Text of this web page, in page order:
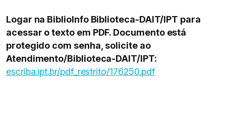
Logar na BiblioInfo Biblioteca-DAIT/IPT para
acessar o texto em PDF. Documento está
protegido com senha, solicite ao
Atendimento/Biblioteca-DAIT/IPT:
escriba.ipt.br/pdf_restrito/176250.pdf